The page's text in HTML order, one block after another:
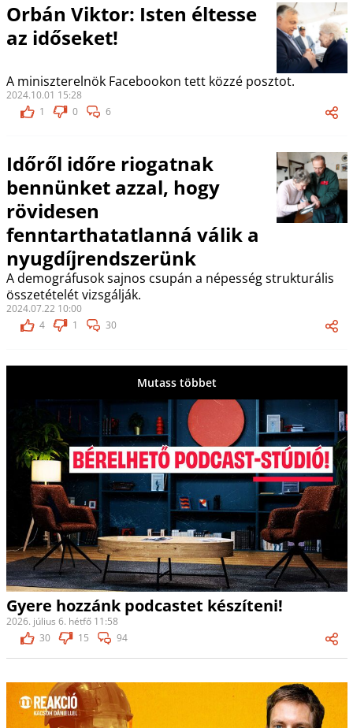
Orbán Viktor: Isten éltesse
az időseket!
A miniszterelnök Facebookon tett közzé posztot.
2024.10.01 15:28
1
0 6
Időről időre riogatnak
bennünket azzal, hogy
rövidesen
fenntarthatatlanná válik a
nyugdíjrendszerünk
A demográfusok sajnos csupán a népesség strukturális
összetételét vizsgálják.
2024.07.22 10:00
4
1 30
Mutass többet
Gyere hozzánk podcastet készíteni!
2026. július 6. hétfő 11:58
30
15 94